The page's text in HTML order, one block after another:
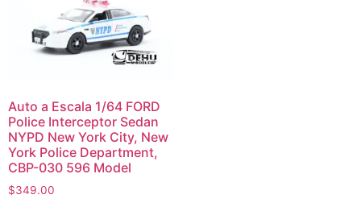
Auto a Escala 1/64 FORD
Police Interceptor Sedan
NYPD New York City, New
York Police Department,
CBP-030 596 Model
$349.00